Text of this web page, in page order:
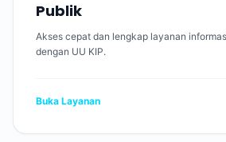
Publik
Akses cepat dan lengkap layanan
dengan UU KIP.
Buka Layanan